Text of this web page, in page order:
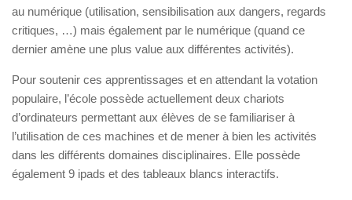
au numérique (utilisation, sensibilisation aux dangers, regards
critiques, …) mais également par le numérique (quand ce
dernier amène une plus value aux différentes activités).
Pour soutenir ces apprentissages et en attendant la votation
populaire, l’école possède actuellement deux chariots
d’ordinateurs permettant aux élèves de se familiariser à
l’utilisation de ces machines et de mener à bien les activités
dans les différents domaines disciplinaires. Elle possède
également 9 ipads et des tableaux blancs interactifs.